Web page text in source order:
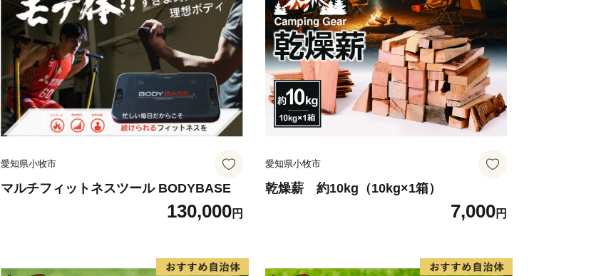
従来の人々のオアシスとして千年も前より引用されてきたといわれ
る「千年水」など豊かな山々から生みだされる名水は古くから宍粟
の発酵文化を支えてきました。山の恵みである名水、澄んだ空気に
より育てられた米は日本酒のみならず、宍粟の豊かな食を支え、宍
粟独自の味を生み出しています。
【 「人」が守り伝える伝統と文化 】
や、伝統ある播州山崎藍染の復活、また女性蔵人による日本酒バー
の開業など、宍粟に息づく文化や伝統が新たな世代に受け継がれ、
今のかたちとなって発展し続けています。
ですが、たくさんある魅力を伝えきることは難しく、
愛知県小牧市
マルチフィットネスツール BODYBASE
130,000円
愛知県小牧市
乾燥薪 約10kg（10kg×1箱）
7,000円